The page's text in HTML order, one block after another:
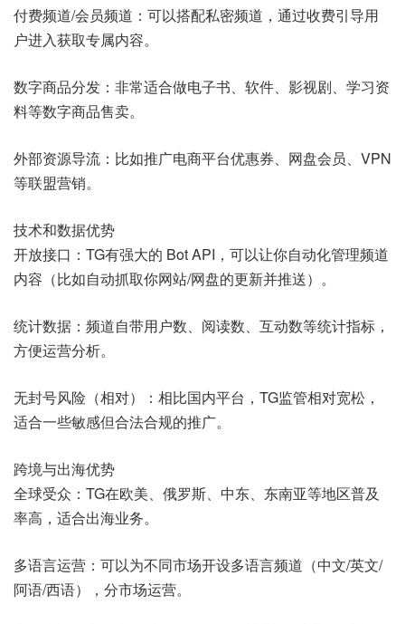
付费频道/会员频道：可以搭配私密频道，通过收费引导用
户进入获取专属内容。
数字商品分发：非常适合做电子书、软件、影视剧、学习资
料等数字商品售卖。
外部资源导流：比如推广电商平台优惠券、网盘会员、VPN
等联盟营销。
技术和数据优势
开放接口：TG有强大的 Bot API，可以让你自动化管理频道
内容（比如自动抓取你网站/网盘的更新并推送）。
统计数据：频道自带用户数、阅读数、互动数等统计指标，
方便运营分析。
无封号风险（相对）：相比国内平台，TG监管相对宽松，
适合一些敏感但合法合规的推广。
跨境与出海优势
全球受众：TG在欧美、俄罗斯、中东、东南亚等地区普及
率高，适合出海业务。
多语言运营：可以为不同市场开设多语言频道（中文/英文/
阿语/西语），分市场运营。